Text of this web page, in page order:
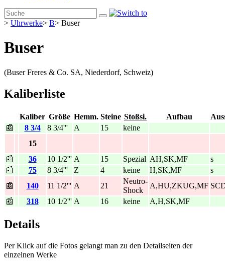
> Uhrwerke> B> Buser
Buser
(Buser Freres & Co. SA, Niederdorf, Schweiz)
Kaliberliste
Kaliber Größe Hemm. Steine Stoßsi. Aufbau
📰
8 3/4 8 3/4''' A 15
keine
15
📰
36 10 1/2''' A 15 Spezial AH,SK,MF
s
📰
75 8 3/4''' Z 4 keine H,SK,MF
s
📰
140 11 1/2''' A 21
Neutro-
Shock
A,HU,ZKUG,MF
📰
318 10 1/2''' A 16 keine A,H,SK,MF
Details
Per Klick auf die Fotos gelangt man zu den Detailseiten der
einzelnen Werke